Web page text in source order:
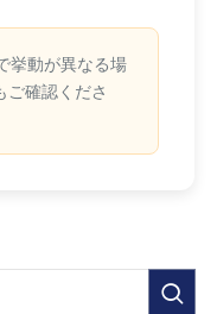
挙動が異なる場
ご確認くださ